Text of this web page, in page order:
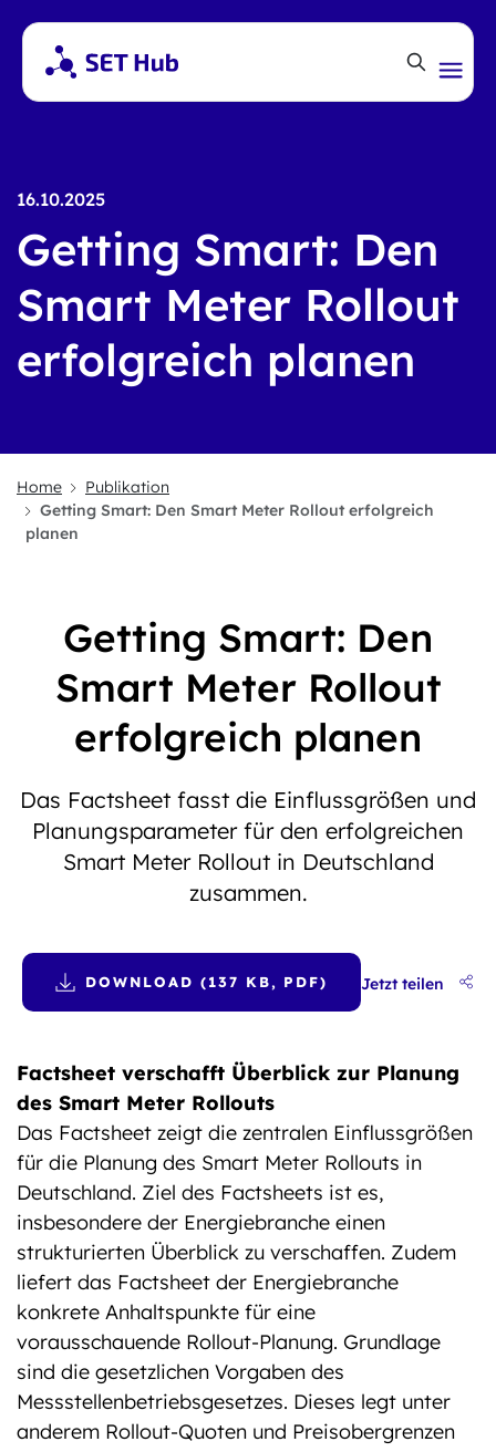
16.10.2025
Getting Smart: Den
Smart Meter Rollout
erfolgreich planen
Home
Publikation
Getting Smart: Den Smart Meter Rollout erfolgreich
planen
Getting Smart: Den
Smart Meter Rollout
erfolgreich planen
Das Factsheet fasst die Einflussgrößen und
Planungsparameter für den erfolgreichen
Smart Meter Rollout in Deutschland
zusammen.
DOWNLOAD (137 KB, PDF) Jetzt teilen
Factsheet verschafft Überblick zur Planung
des Smart Meter Rollouts
Das Factsheet zeigt die zentralen Einflussgrößen
für die Planung des Smart Meter Rollouts in
Deutschland. Ziel des Factsheets ist es,
insbesondere der Energiebranche einen
strukturierten Überblick zu verschaffen. Zudem
liefert das Factsheet der Energiebranche
konkrete Anhaltspunkte für eine
vorausschauende Rollout-Planung. Grundlage
sind die gesetzlichen Vorgaben des
Messstellenbetriebsgesetzes. Dieses legt unter
anderem Rollout-Quoten und Preisobergrenzen